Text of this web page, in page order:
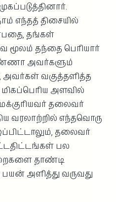
எந்தத் திசையில்
தங்கள்
தந்தை பெரியார்
அவர்களும்
வகுத்தளித்த
அளவில்
தலைவர்
வரலாற்றில் எந்தவொரு
தலைவர்
பல
தாண்டி
அளித்து வருவது